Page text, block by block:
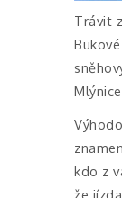
Trávit
kdo z
že